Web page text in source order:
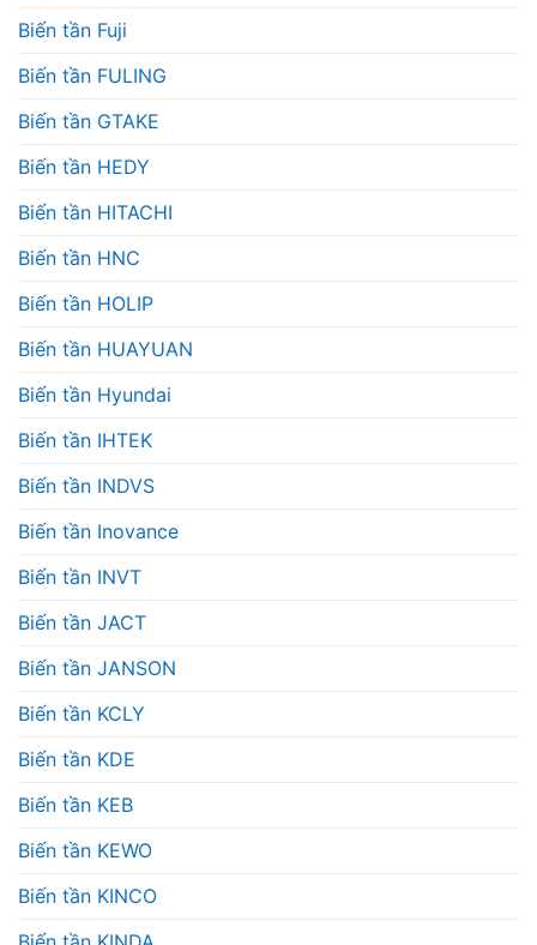
Biến tần Fuji
Biến tần FULING
Biến tần GTAKE
Biến tần HEDY
Biến tần HITACHI
Biến tần HNC
Biến tần HOLIP
Biến tần HUAYUAN
Biến tần Hyundai
Biến tần IHTEK
Biến tần INDVS
Biến tần Inovance
Biến tần INVT
Biến tần JACT
Biến tần JANSON
Biến tần KCLY
Biến tần KDE
Biến tần KEB
Biến tần KEWO
Biến tần KINCO